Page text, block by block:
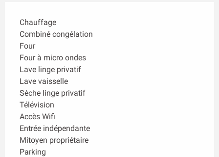
Chauffage
Combiné congélation
Four
Four à micro ondes
Lave linge privatif
Lave vaisselle
Sèche linge privatif
Télévision
Accès Wifi
Entrée indépendante
Mitoyen propriétaire
Parking